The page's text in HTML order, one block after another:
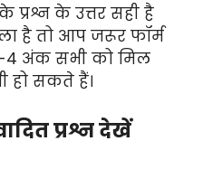
प्रश्न के उत्तर सही है
है तो आप जरूर फॉर्म
4 अंक सभी को मिल
हो सकते हैं।
प्रश्न देखें